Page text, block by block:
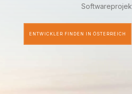
ENTWICKLER FINDEN IN ÖSTERREICH